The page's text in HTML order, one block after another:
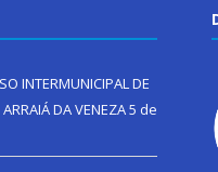
INTERMUNICIPAL DE
DA VENEZA5 de